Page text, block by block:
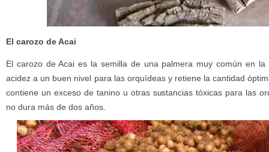
El carozo de Acai
El carozo de Acai es la semilla de una palmera muy común en la
acidez a un buen nivel para las orquídeas y retiene la cantidad
contiene un exceso de tanino u otras sustancias tóxicas para las
no dura más de dos años.